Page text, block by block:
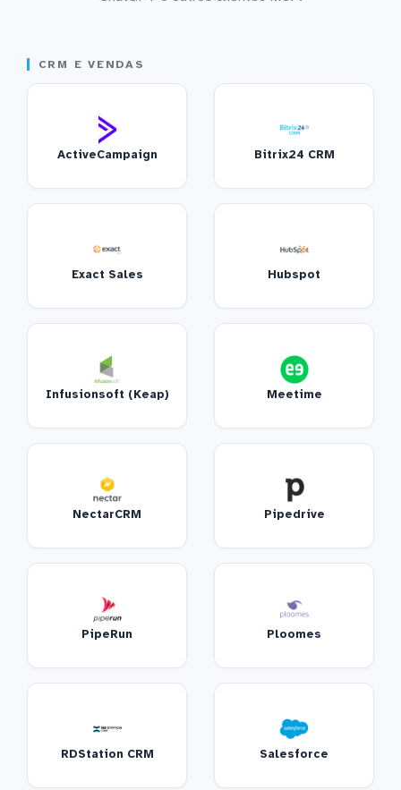
CRM E VENDAS
ActiveCampaign Bitrix24 CRM
Exact Sales Hubspot
Infusionsoft (Keap) Meetime
NectarCRM Pipedrive
PipeRun Ploomes
RDStation CRM Salesforce